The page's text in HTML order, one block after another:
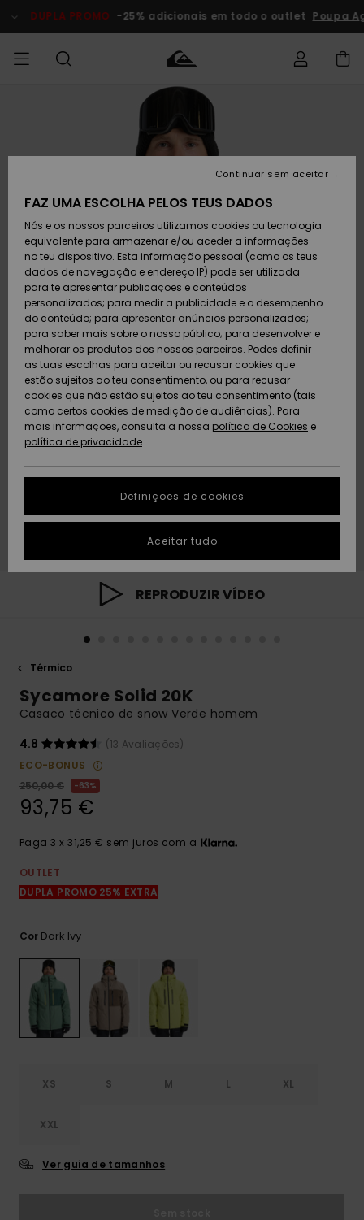
do
DUPLA PROMO -25% adicionais em todo o outlet Poupa
Calçado e
chinelos
Surfe/água
Snow
Artigos
recém-
chegados
Coleções
MENINO
Calçado e
chinelos
Surfe/água
Neve
Artigos
recém-
chegados
Highlights
MULHER
chegados
Highlights
Snow
SURF
Surf Shop
Homem
Crianças
Highlights
Community
SNOW
Homem
Artigos
Criança
Snow Shop
Feminino
Highlights
Community
DUPLA
PROMO
Homem
Criança
Outlet
Mulher
AJUDA
Acede à tua
Devoluções
Pagamento
Cartão
presente
Quiksilver
Freedom
Protecção de
dados
Guia de
tamanhos
conversa para
obteres a
resposta mais
rápida à tua
pergunta.
respostas
para as
perguntas
frequentes e o
SUSTAINABILITY
PRESENTE
REPRODUZIR VÍDEO
Térmico
Sycamore Solid 20K
Casaco técnico de snow Verde homem
4.8
(13 Avaliações)
ECO-BONUS
250,00 €
63%
93,75 €
Paga 3 x 31,25 € sem juros com a
OUTLET
DUPLA PROMO 25% EXTRA
Cor Dark Ivy
XS S M L XL
XXL
Ver guia de tamanhos
FAZ UMA ESCOLHA PELOS TEUS DADOS
Nós e os nossos parceiros utilizamos cookies ou tecnologia
equivalente para armazenar e/ou aceder a informações
no teu dispositivo. Esta informação pessoal (como os teus
dados de navegação e endereço IP) pode ser utilizada
para te apresentar publicações e conteúdos
personalizados; para medir a publicidade e o desempenho
do conteúdo; para apresentar anúncios personalizados;
para saber mais sobre o nosso público; para desenvolver e
melhorar os produtos dos nossos parceiros. Podes definir
as tuas escolhas para aceitar ou recusar cookies que
estão sujeitos ao teu consentimento, ou para recusar
cookies que não estão sujeitos ao teu consentimento (tais
como certos cookies de medição de audiências). Para
mais informações, consulta a nossa política de Cookies e
política de privacidade
Definições de cookies
Continuar sem aceitar
Aceitar tudo